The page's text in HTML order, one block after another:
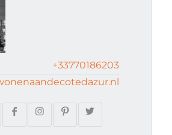
+33770186203